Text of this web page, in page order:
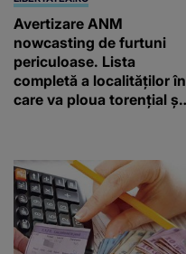
Avertizare ANM
nowcasting de furtuni
periculoase. Lista
completă a localităților în
care va ploua torențial și